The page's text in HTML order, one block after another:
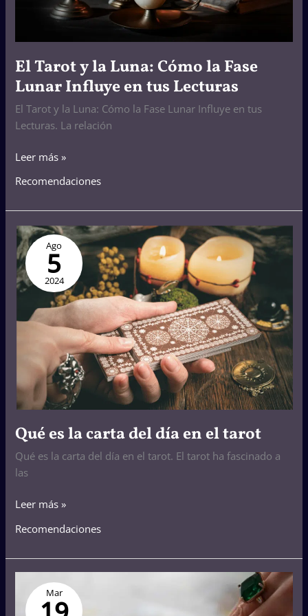
El Tarot y la Luna: Cómo la Fase
Lunar Influye en tus Lecturas
El Tarot y la Luna: Cómo la Fase Lunar Influye en tus
Lecturas. La relación
tus
Lecturas
Leer más »
Recomendaciones
Ago
5
2024
Qué es la carta del día en el tarot
Qué es la carta del día en el tarot. El tarot ha fascinado a
las
Qué
es
la
carta
tarot
Leer más »
Recomendaciones
Mar
del